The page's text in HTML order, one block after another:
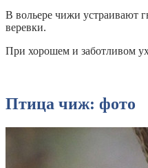
В вольере чижи устраивают
веревки.
При хорошем и заботливом
Птица чиж: фото